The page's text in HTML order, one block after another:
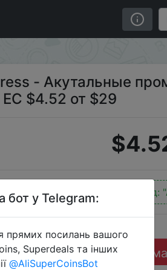
$4.52 от $29
- Акутальные
ЕС $4.52 от $29
Промокод:
Перейти до
бот у Telegram:
прямих посилань вашого
Superdeals та інших
@AliSuperCoinsBot